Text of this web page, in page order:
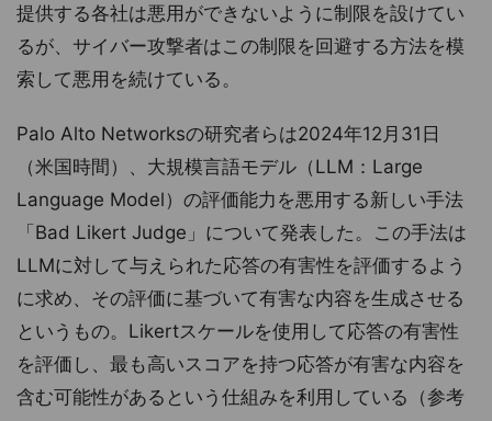
提供する各社は悪用ができないように制限を設けてい
るが、サイバー攻撃者はこの制限を回避する方法を模
索して悪用を続けている。
Palo Alto Networksの研究者らは2024年12月31日
（米国時間）、大規模言語モデル（LLM：Large
Language Model）の評価能力を悪用する新しい手法
「Bad Likert Judge」について発表した。この手法は
LLMに対して与えられた応答の有害性を評価するよう
に求め、その評価に基づいて有害な内容を生成させる
というもの。Likertスケールを使用して応答の有害性
を評価し、最も高いスコアを持つ応答が有害な内容を
含む可能性があるという仕組みを利用している（参考